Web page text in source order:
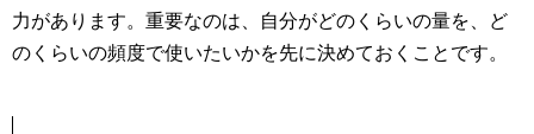
力があります。重要なのは、自分がどのくらいの量を、ど
のくらいの頻度で使いたいかを先に決めておくことです。